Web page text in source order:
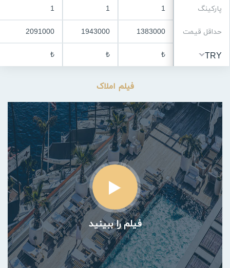
پارکینگ
حداقل قیمت
TRY
1
1383000
₺
1
1943000
₺
1
2091000
₺
فیلم املاک
فیلم را ببینید